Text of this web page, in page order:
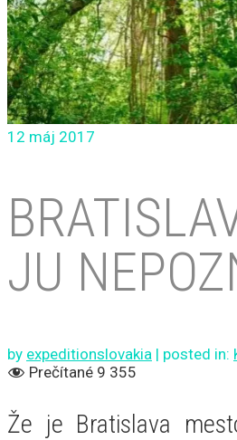
12 máj 2017
JU
by expeditionslovakia | posted in:
Prečítané 9 355
Že je Bratislava